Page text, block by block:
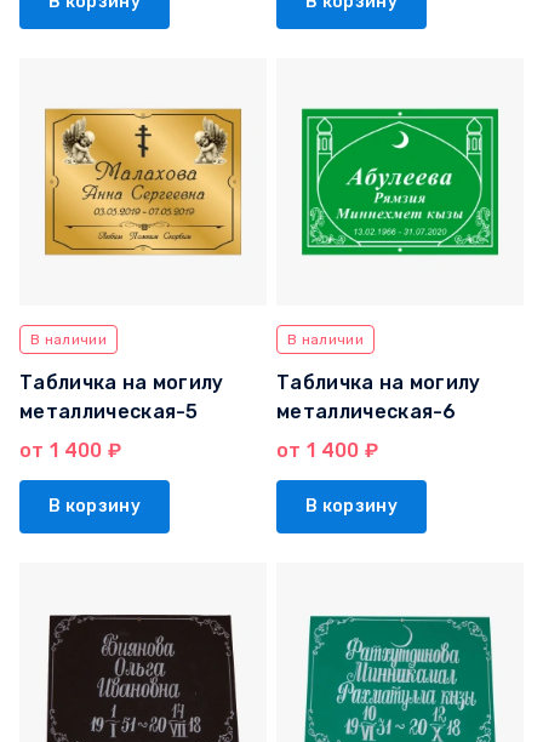
В наличии
Табличка на могилу
металлическая-5
от 1 400 ₽
В корзину
В наличии
Табличка на могилу
металлическая-6
от 1 400 ₽
В корзину